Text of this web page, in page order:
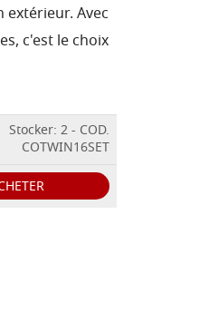
Avec
c'est le choix
Stocker: 2 - COD.
COTWIN16SET